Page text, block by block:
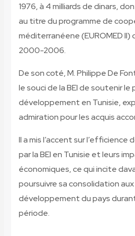
1976, à 4 milliards de dinars,
au titre du programme de
méditerranéene (EUROMED
2000-2006.
De son coté, M. Philippe De
le souci de la BEI de soutenir le
développement en Tunisie,
admiration pour les acquis
Il a mis l’accent sur l’efficience
par la BEI en Tunisie et leurs
économiques, ce qui incite
poursuivre sa consolidation
développement du pays
période.